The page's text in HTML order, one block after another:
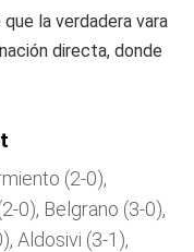
la verdadera vara
directa, donde
(2-0),
0), Belgrano (3-0),
Aldosivi (3-1),